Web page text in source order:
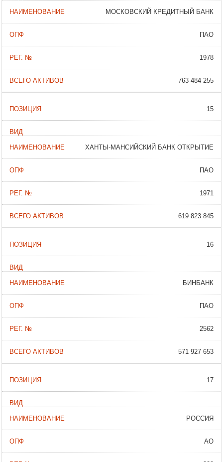
МОСКОВСКИЙ КРЕДИТНЫЙ БАНК
ПАО
1978
763 484 255
15
ХАНТЫ-МАНСИЙСКИЙ БАНК ОТКРЫТИЕ
ПАО
1971
619 823 845
16
БИНБАНК
ПАО
2562
571 927 653
17
РОССИЯ
АО